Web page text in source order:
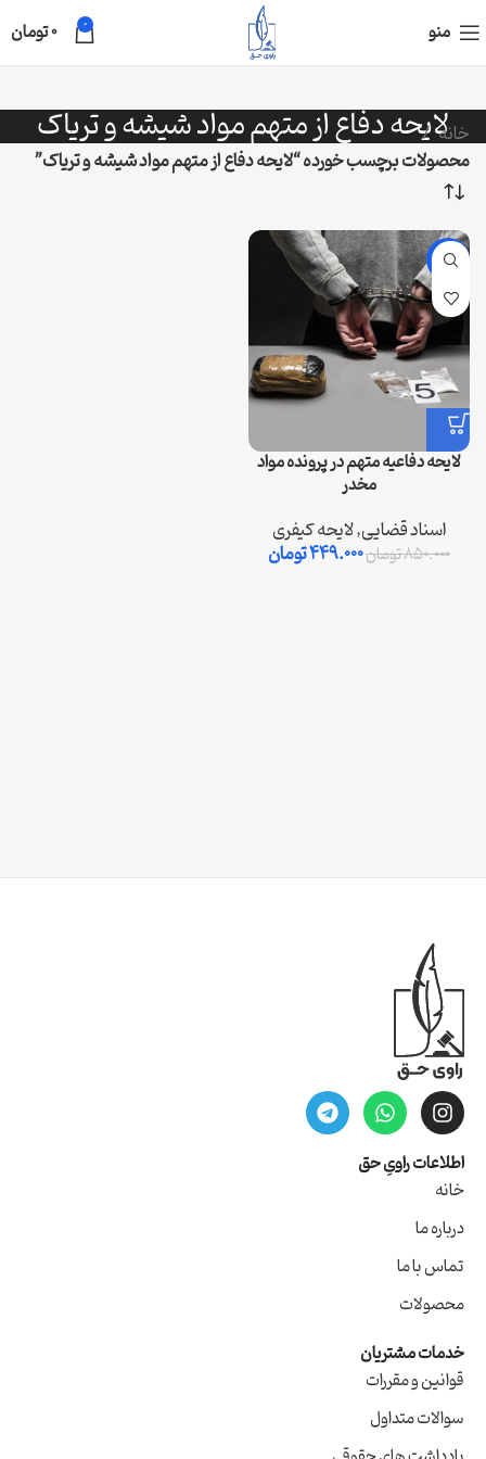
منو 0
0تومان
لایحه دفاع از متهم مواد شیشه و تریاکخانه
محصولات برچسب خورده “لایحه دفاع از متهم مواد شیشه و تریاک”
-47%
لایحه دفاعیه متهم در پرونده مواد
مخدر
اسناد قضایی,لایحه کیفری
850.000تومان449.000تومان
اطلاعات راویِ حق
خانه
درباره ما
تماس با ما
محصولات
خدمات مشتریان
قوانین و مقررات
سوالات متداول